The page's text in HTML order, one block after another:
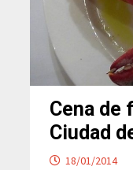
Cena de
Ciudad
18/01/2014